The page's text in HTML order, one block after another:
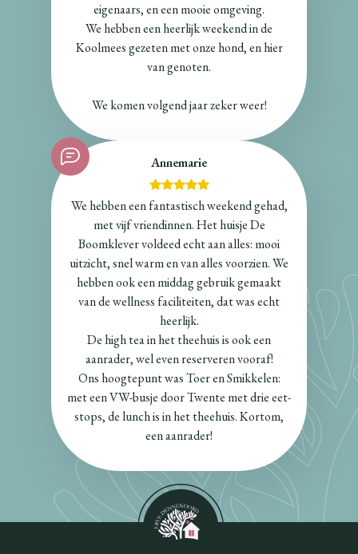
eigenaars, en een mooie omgeving.
We hebben een heerlijk weekend in de
Koolmees gezeten met onze hond, en hier
van genoten.
We komen volgend jaar zeker weer!
Annemarie
We hebben een fantastisch weekend gehad,
met vijf vriendinnen. Het huisje De
Boomklever voldeed echt aan alles: mooi
uitzicht, snel warm en van alles voorzien. We
hebben ook een middag gebruik gemaakt
van de wellness faciliteiten, dat was echt
heerlijk.
De high tea in het theehuis is ook een
aanrader, wel even reserveren vooraf!
Ons hoogtepunt was Toer en Smikkelen:
met een VW-busje door Twente met drie eet-
stops, de lunch is in het theehuis. Kortom,
een aanrader!